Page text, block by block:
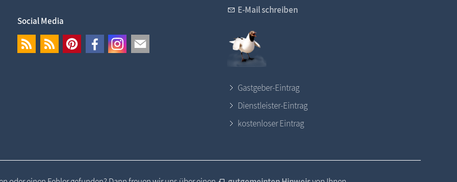
Social Media
E-Mail schreiben
Gastgeber-Eintrag
Dienstleister-Eintrag
kostenloser Eintrag